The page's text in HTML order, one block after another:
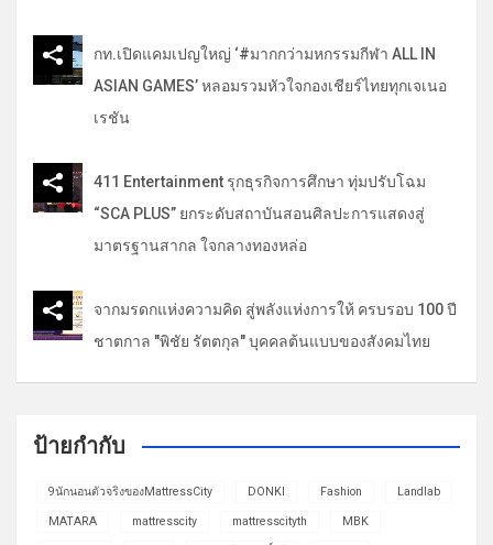
กท.เปิดแคมเปญใหญ่ ‘#มากกว่ามหกรรมกีฬา ALL IN
ASIAN GAMES’ หลอมรวมหัวใจกองเชียร์ไทยทุกเจเนอ
เรชัน
411 Entertainment รุกธุรกิจการศึกษา ทุ่มปรับโฉม
“SCA PLUS” ยกระดับสถาบันสอนศิลปะการแสดงสู่
มาตรฐานสากล ใจกลางทองหล่อ
จากมรดกแห่งความคิด สู่พลังแห่งการให้ ครบรอบ 100 ปี
ชาตกาล "พิชัย รัตตกุล" บุคคลต้นแบบของสังคมไทย
ป้ายกำกับ
9นักนอนตัวจริงของMattressCity DONKI Fashion Landlab
MATARA mattresscity mattresscityth MBK